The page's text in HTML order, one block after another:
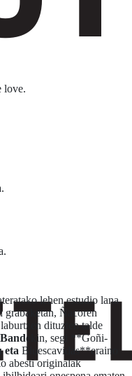
love.
lehen estudio lana
Ñacoren
dituzten talde
ekin, segi **Goñi-
eta Bluescavidas**eraino
abesti originalak